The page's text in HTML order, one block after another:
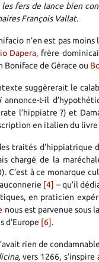
fers de lance bien
François Vallat.
n’en est pas
Dapera, frère
Boniface de Gérace ou
suggèrerait le
annonce-t-il
l’hippiatre ?) et
en italien du
traités d’hippiatrique
chargé de la
C’est à ce monarque
[4] – qu’il
en praticien
nous est parvenue sous
d’Europe [6] .
rien de
vers 1266, s’inspire